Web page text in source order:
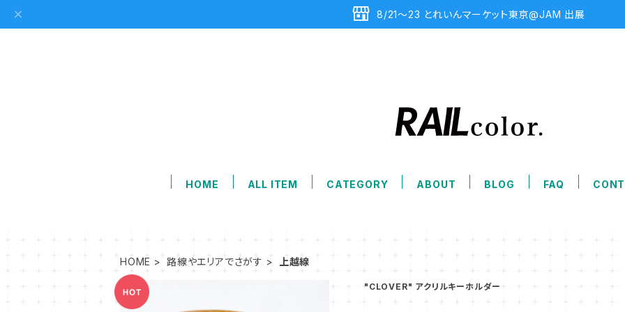
8/21〜23 とれいんマーケット東京@JAM 出展
HOME ALL ITEM CATEGORY ABOUT BLOG FAQ
HOME 路線やエリアでさがす 上越線
"CLOVER" アクリルキーホルダー